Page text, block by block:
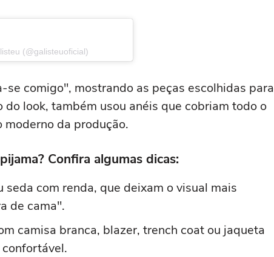
(@galisteuoficial)
comigo", mostrando as peças escolhidas para
look, também usou anéis que cobriam todo o
da produção.
Confira algumas dicas:
com renda, que deixam o visual mais
de cama".
camisa branca, blazer, trench coat ou jaqueta